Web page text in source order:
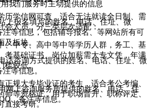
学信网可查，适合无法就读全日制、需
会人员，分三类层次适配：
中专、高中等中等学历人群，务工、基
考基础证书、岗位加薪需大专文凭，年满
槛较低。
规大专毕业证的考生，适合考公考编、
师等资格证，用于职场晋升、职称评定、
直接考研。
我们服务时主动提供的信息
上报名填写的姓名、电话、住址、微
注等信息，包括辅导报名、等网站所有可
及板块。
话咨询方式提供的姓名、电话、住址、微
等信息。
网上咨询服务所提供的姓名、电话、住
、备注等信息。